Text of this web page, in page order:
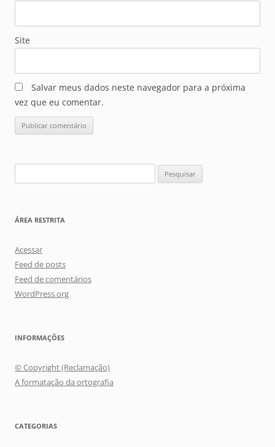
Site
Salvar meus dados neste navegador para a próxima
vez que eu comentar.
por:
ÁREA RESTRITA
Acessar
Feed de posts
Feed de comentários
WordPress.org
INFORMAÇÕES
© Copyright (Reclamação)
A formatação da ortografia
CATEGORIAS